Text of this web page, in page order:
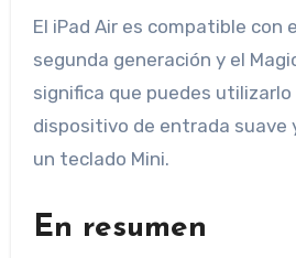
El iPad Air es compatible con
segunda generación y el
significa que puedes utilizarlo
dispositivo de entrada suave
un teclado Mini.
En resumen